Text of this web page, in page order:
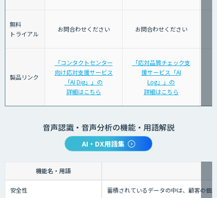
無料
トライアル
お問合わせください お問合わせください
製品リンク
「コンタクトセンター
向け応対支援サービス
「AI Dig」」の
詳細はこちら
「応対品質チェック支
援サービス「AI
Log」」の
詳細はこちら
音声認識・音声分析の機能・用語解説
AI・DX用語集
機能名・用語
安全性 蓄積されているデータの中は、顧客の個